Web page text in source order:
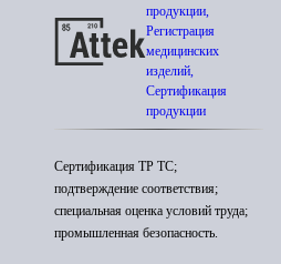
продукции,
Регистрация
медицинских
изделий,
Сертификация
продукции
Сертификация ТР ТС;
подтверждение соответствия;
специальная оценка условий труда;
промышленная безопасность.